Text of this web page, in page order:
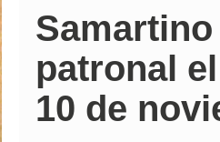
patronal
10 de